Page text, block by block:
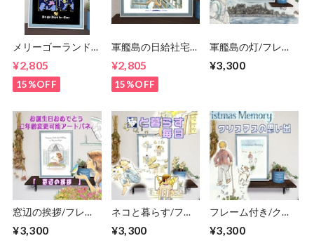
メリーゴーランド/
トポスター/そのま
まプレゼントに/す
ぐ飾れる/回転木
¥2,805
15%OFF
軍艦島の日給社宅/
ター/そのままプレ
ゼントに/すぐ飾れ
る/A4/端島/長崎
¥2,805
15%OFF
軍艦島の灯/フレー
ラスト プレゼント
¥3,300
窓辺の挨拶/フレー
ラスト 誕生日プレ
¥3,300
ネコと暮らす/フレ
イラスト プレゼン
¥3,300
フレーム付き/クリ
スター イラスト プ
¥3,300